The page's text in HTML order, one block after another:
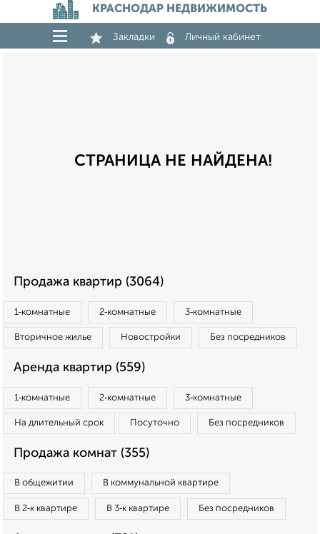
КРАСНОДАР НЕДВИЖИМОСТЬ
Закладки Личный кабинет
СТРАНИЦА НЕ НАЙДЕНА!
Продажа квартир (3064)
1‑комнатные 2‑комнатные 3‑комнатные
Вторичное жилье Новостройки Без посредников
Аренда квартир (559)
1‑комнатные 2‑комнатные 3‑комнатные
На длительный срок Посуточно Без посредников
Продажа комнат (355)
В общежитии В коммунальной квартире
В 2‑к квартире В 3‑к квартире Без посредников